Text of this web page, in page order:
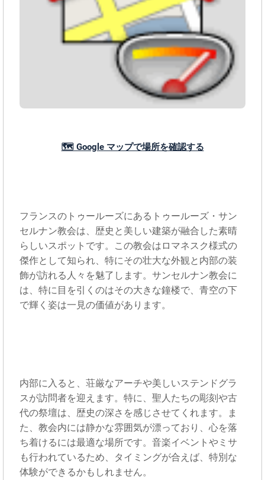
🗺️ Google マップで場所を確認する
フランスのトゥールーズにあるトゥールーズ・サン
セルナン教会は、歴史と美しい建築が融合した素晴
らしいスポットです。この教会はロマネスク様式の
傑作として知られ、特にその壮大な外観と内部の装
飾が訪れる人々を魅了します。サンセルナン教会に
は、特に目を引くのはその大きな鐘楼で、青空の下
で輝く姿は一見の価値があります。
内部に入ると、荘厳なアーチや美しいステンドグラ
スが訪問者を迎えます。特に、聖人たちの彫刻や古
代の祭壇は、歴史の深さを感じさせてくれます。ま
た、教会内には静かな雰囲気が漂っており、心を落
ち着けるには最適な場所です。音楽イベントやミサ
も行われているため、タイミングが合えば、特別な
体験ができるかもしれません。